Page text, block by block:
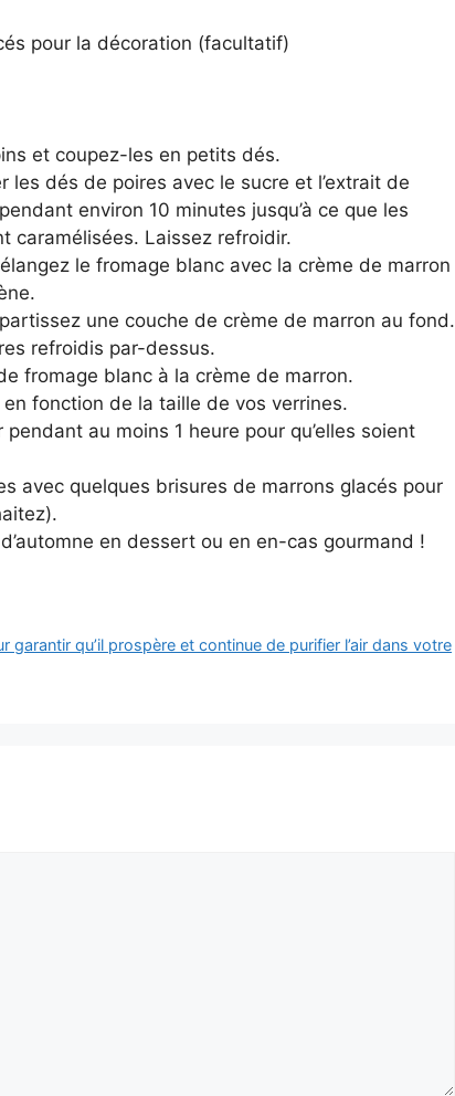
pour la décoration (facultatif)
et coupez-les en petits dés.
les dés de poires avec le sucre et l’extrait de
environ 10 minutes jusqu’à ce que les
caramélisées. Laissez refroidir.
le fromage blanc avec la crème de marron
une couche de crème de marron au fond.
refroidis par-dessus.
fromage blanc à la crème de marron.
fonction de la taille de vos verrines.
au moins 1 heure pour qu’elles soient
avec quelques brisures de marrons glacés pour
en dessert ou en en-cas gourmand !
garantir qu’il prospère et continue de purifier l’air dans votre